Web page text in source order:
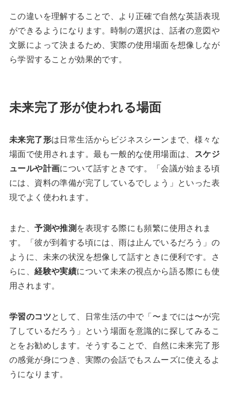
この違いを理解することで、より正確で自然な英語表現
ができるようになります。時制の選択は、話者の意図や
文脈によって決まるため、実際の使用場面を想像しなが
ら学習することが効果的です。
未来完了形が使われる場面
未来完了形は日常生活からビジネスシーンまで、様々な
場面で使用されます。最も一般的な使用場面は、 スケジ
ュールや計画について話すときです。「会議が始まる頃
には、資料の準備が完了しているでしょう」といった表
現でよく使われます。
また、予測や推測を表現する際にも頻繁に使用されま
す。「彼が到着する頃には、雨は止んでいるだろう」の
ように、未来の状況を想像して話すときに便利です。さ
らに、経験や実績について未来の視点から語る際にも使
用されます。
学習のコツとして、日常生活の中で「〜までには〜が完
了しているだろう」という場面を意識的に探してみるこ
とをお勧めします。そうすることで、自然に未来完了形
の感覚が身につき、実際の会話でもスムーズに使えるよ
うになります。